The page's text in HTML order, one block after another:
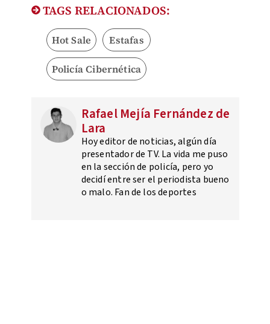
TAGS RELACIONADOS:
Hot Sale Estafas
Policía Cibernética
Rafael Mejía Fernández de
Lara
Hoy editor de noticias, algún día
presentador de TV. La vida me puso
en la sección de policía, pero yo
decidí entre ser el periodista bueno
o malo. Fan de los deportes